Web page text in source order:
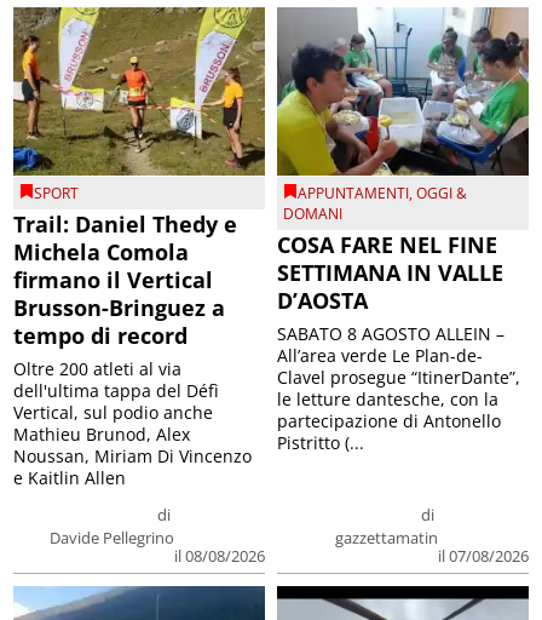
SPORT
Trail: Daniel Thedy e
Michela Comola
firmano il Vertical
Brusson-Bringuez a
tempo di record
di
Davide Pellegrino
il 08/08/2026
Oltre 200 atleti al via
dell'ultima tappa del Défì
Vertical, sul podio anche
Mathieu Brunod, Alex
Noussan, Miriam Di Vincenzo
e Kaitlin Allen
APPUNTAMENTI,OGGI &
DOMANI
COSA FARE NEL FINE
SETTIMANA IN VALLE
D’AOSTA
di
gazzettamatin
il 07/08/2026
SABATO 8 AGOSTO ALLEIN –
All’area verde Le Plan-de-
Clavel prosegue “ItinerDante”,
le letture dantesche, con la
partecipazione di Antonello
Pistritto (...